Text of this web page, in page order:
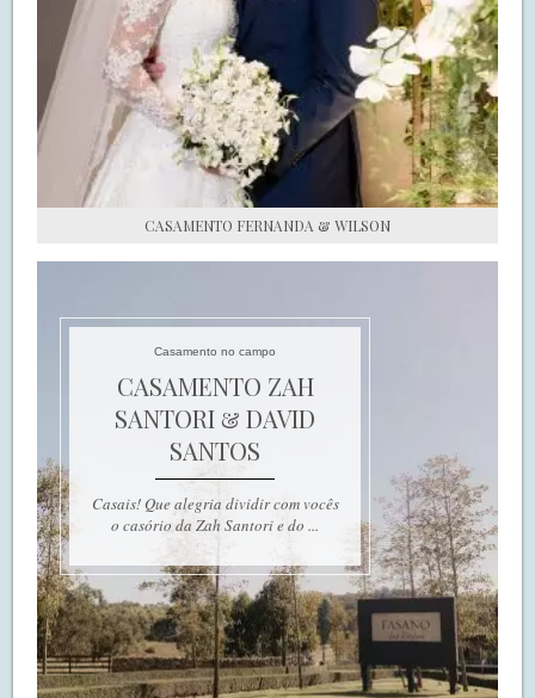
CASAMENTO FERNANDA & WILSON
Casamento no campo
CASAMENTO ZAH
SANTORI & DAVID
SANTOS
Casais! Que alegria dividir com vocês
o casório da Zah Santori e do ...